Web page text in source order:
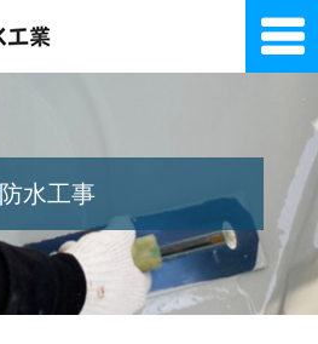
防水工事